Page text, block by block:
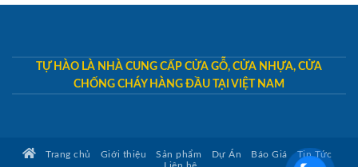
TỰ HÀO LÀ NHÀ CUNG CẤP CỬA GỖ, CỬA NHỰA, CỬA
CHỐNG CHÁY HÀNG ĐẦU TẠI VIỆT NAM
Trang chủ Giới thiệu Sản phẩm Dự Án Báo Giá
Tin Tức